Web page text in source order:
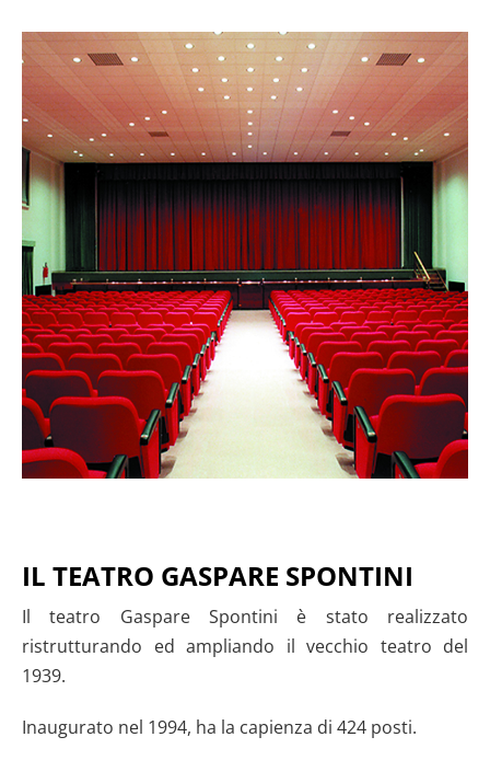
IL TEATRO GASPARE SPONTINI
Il teatro Gaspare Spontini è stato realizzato
ristrutturando ed ampliando il vecchio teatro del
1939.
Inaugurato nel 1994, ha la capienza di 424 posti.